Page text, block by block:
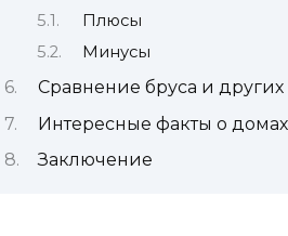
Плюсы
Минусы
Сравнение бруса и
Интересные факты о домах
Заключение